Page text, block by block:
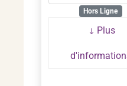
Hors Ligne
Plus